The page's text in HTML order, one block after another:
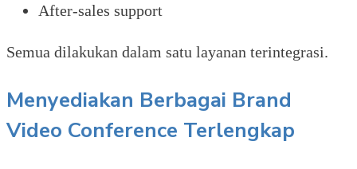
After-sales support
Semua dilakukan dalam satu layanan terintegrasi.
Menyediakan Berbagai Brand
Video Conference Terlengkap